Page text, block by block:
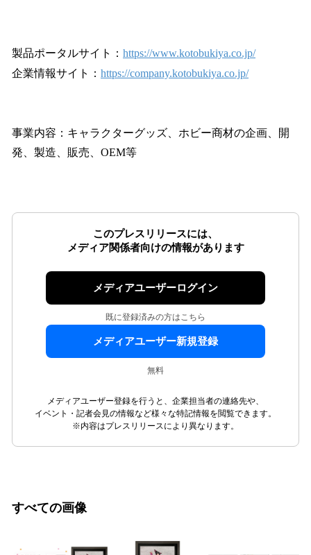
製品ポータルサイト： https://www.kotobukiya.co.jp/
企業情報サイト： https://company.kotobukiya.co.jp/
事業内容：キャラクターグッズ、ホビー商材の企画、開
発、製造、販売、OEM等
このプレスリリースには、
メディア関係者向けの情報があります
メディアユーザーログイン
既に登録済みの方はこちら
メディアユーザー新規登録
無料
メディアユーザー登録を行うと、企業担当者の連絡先や、
イベント・記者会見の情報など様々な特記情報を閲覧できます。
※内容はプレスリリースにより異なります。
すべての画像